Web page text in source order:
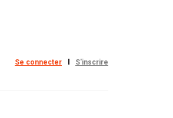
Se connecter S'inscrire